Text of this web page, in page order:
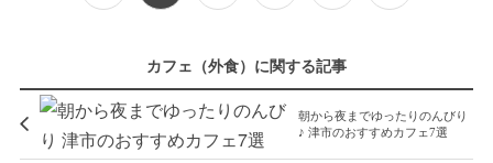
カフェ（外食）に関する記事
朝から夜までゆったりのんびり
♪ 津市のおすすめカフェ7選